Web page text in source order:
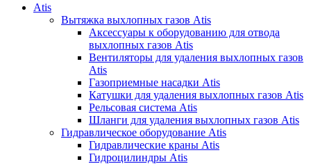
Atis
Вытяжка выхлопных газов Atis
Аксессуары к оборудованию для отвода
выхлопных газов Atis
Вентиляторы для удаления выхлопных газов
Atis
Газоприемные насадки Atis
Катушки для удаления выхлопных газов Atis
Рельсовая система Atis
Шланги для удаления выхлопных газов Atis
Гидравлическое оборудование Atis
Гидравлические краны Atis
Гидроцилиндры Atis